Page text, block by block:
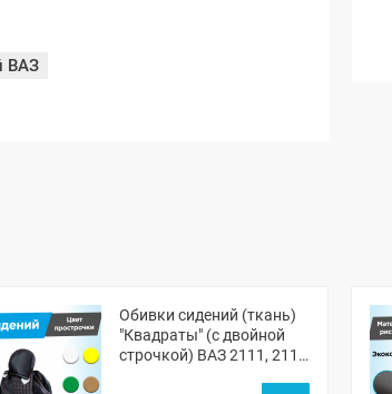
ВАЗ
Обивки сидений (ткань)
"Квадраты" (с двойной
строчкой) ВАЗ 2111, 2112